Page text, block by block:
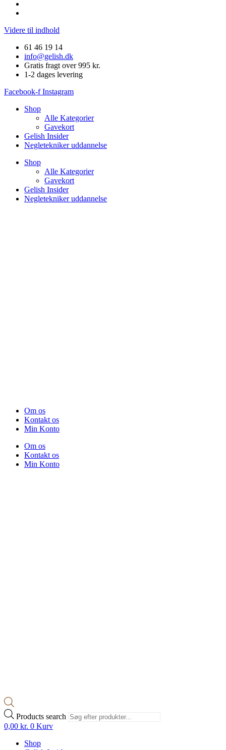
Videre til indhold
61 46 19 14
info@gelish.dk
Gratis fragt over 995 kr.
1-2 dages levering
Facebook-f Instagram
Shop
Alle Kategorier
Gavekort
Gelish Insider
Negletekniker uddannelse
Shop
Alle Kategorier
Gavekort
Gelish Insider
Negletekniker uddannelse
Om os
Kontakt os
Min Konto
Om os
Kontakt os
Min Konto
Products search
0,00 kr. 0 Kurv
Shop